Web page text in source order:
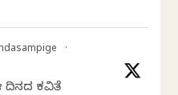
·
ದಿನದ ಕವಿತೆ